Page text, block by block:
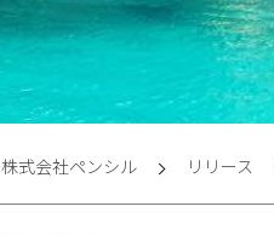
株式会社ペンシル リリース